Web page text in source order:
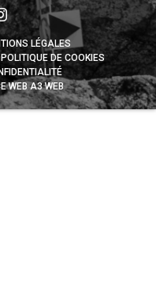
LÉGALES
POLITIQUE DE COOKIES
WEB A3 WEB